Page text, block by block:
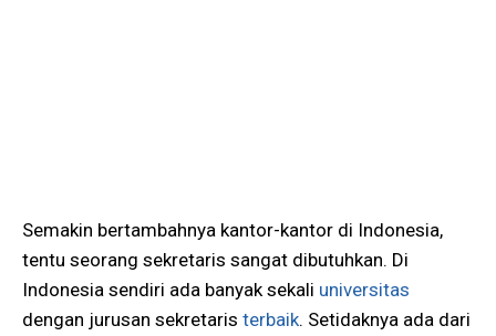
Semakin bertambahnya kantor-kantor di Indonesia,
tentu seorang sekretaris sangat dibutuhkan. Di
Indonesia sendiri ada banyak sekali universitas
dengan jurusan sekretaris terbaik. Setidaknya ada dari